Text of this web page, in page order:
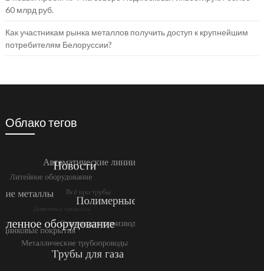
60 млрд руб.
Как участникам рынка металлов получить доступ к крупнейшим
потребителям Белоруссии?
Облако тегов